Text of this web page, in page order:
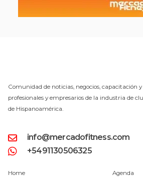
Comunidad de noticias, negocios, capacitación
profesionales y empresarios de la industria de
de Hispanoamérica.
info@mercadofitness.com
+5491130506325
Home Agenda